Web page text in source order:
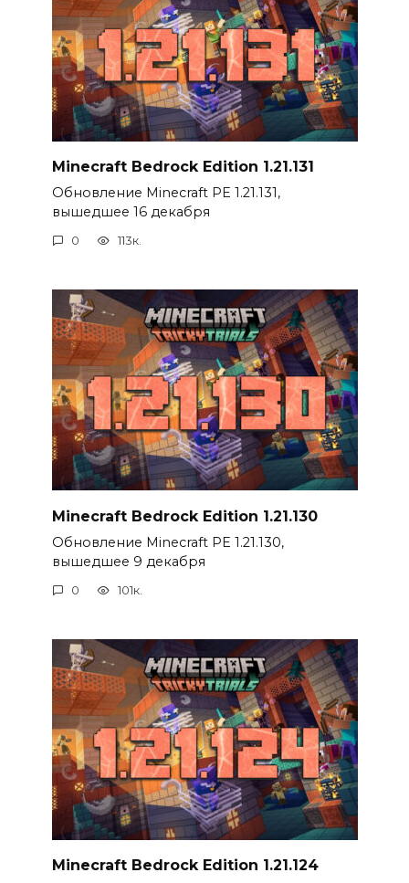
Minecraft Bedrock Edition 1.21.131
Обновление Minecraft PE 1.21.131,
вышедшее 16 декабря
0 113к.
Minecraft Bedrock Edition 1.21.130
Обновление Minecraft PE 1.21.130,
вышедшее 9 декабря
0 101к.
Minecraft Bedrock Edition 1.21.124